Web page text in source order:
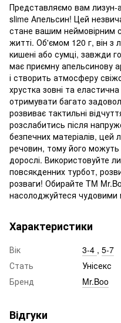
Представляємо вам лизун-
slime Апельсин! Цей
стане вашим неймовірним
житті. Об'ємом 120 г, він з
кишені або сумці, завжди
має приємну апельсинову
і створить атмосферу
хрустка зовні та
отримувати багато
розвиває тактильні
розслабитись після
безпечних матеріалів, цей
речовин, тому його можуть
дорослі. Використовуйте
повсякденних турбот,
розваги! Обирайте TM
насолоджуйтеся чудовими
Характеристики
Вік 3-4 , 5-7
Стать
Унісекс
Бренд
Mr.Boo
Відгуки